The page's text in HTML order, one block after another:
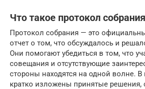
Что такое протокол
Протокол собрания — это
отчет о том, что обсуждалось и
Они помогают убедиться в том, что
совещания и отсутствующие
стороны находятся на одной волне.
кратко изложены принятые решения,